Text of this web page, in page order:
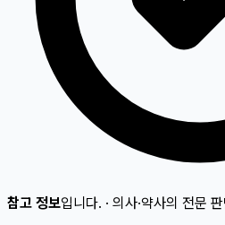
참고 정보입니다. · 의사·약사의 전문